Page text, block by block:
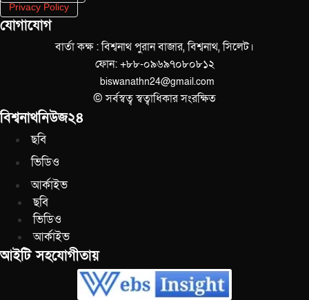
Privacy Policy
যোগাযোগ
বার্তা কক্ষ : বিশ্বনাথ পুরান বাজার, বিশ্বনাথ, সিলেট।
ফোন: +৮৮-০৯৬৯৭০৮০৮১২
biswanathn24@gmail.com
© সর্বস্বত্ব স্বত্বাধিকার সংরক্ষিত
বিশ্বনাথনিউজ২৪
ছবি
ভিডিও
আর্কাইভ
ছবি
ভিডিও
আর্কাইভ
আইটি সহযোগীতায়